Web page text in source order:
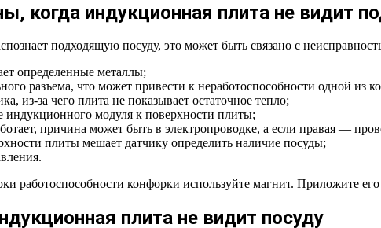
когда индукционная плита не видит
подходящую посуду, это может быть связано с
определенные металлы;
разъема, что может привести к неработоспособности одной из
из-за чего плита не показывает остаточное тепло;
индукционного модуля к поверхности плиты;
причина может быть в электропроводке, а если правая —
плиты мешает датчику определить наличие посуды;
работоспособности конфорки используйте магнит. Приложите
плита не видит посуду